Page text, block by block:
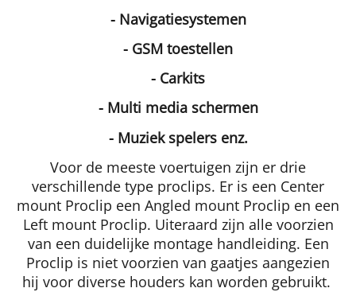
- Navigatiesystemen
- GSM toestellen
- Carkits
- Multi media schermen
- Muziek spelers enz.
Voor de meeste voertuigen zijn er drie
verschillende type proclips. Er is een Center
mount Proclip een Angled mount Proclip en een
Left mount Proclip. Uiteraard zijn alle voorzien
van een duidelijke montage handleiding. Een
Proclip is niet voorzien van gaatjes aangezien
hij voor diverse houders kan worden gebruikt.